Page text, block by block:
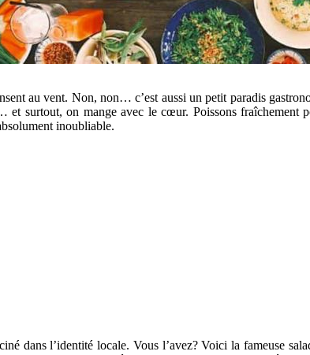
au vent. Non, non… c’est aussi un petit paradis
surtout, on mange avec le cœur. Poissons fraîchement
inoubliable.
dans l’identité locale. Vous l’avez? Voici la fameuse